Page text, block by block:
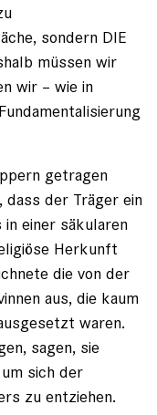
sondern DIE
müssen wir
wir – wie in
getragen
der Träger ein
einer säkularen
Herkunft
die von der
aus, die kaum
waren.
sagen, sie
sich der
zu entziehen.